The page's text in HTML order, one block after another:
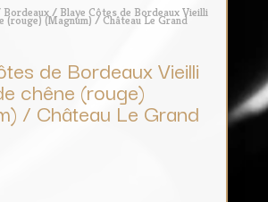
Bordeaux/ Blaye Côtes de Bordeaux Vieilli
(rouge) (Magnum) / Château Le Grand
de Bordeaux Vieilli
chêne (rouge)
/ Château Le Grand